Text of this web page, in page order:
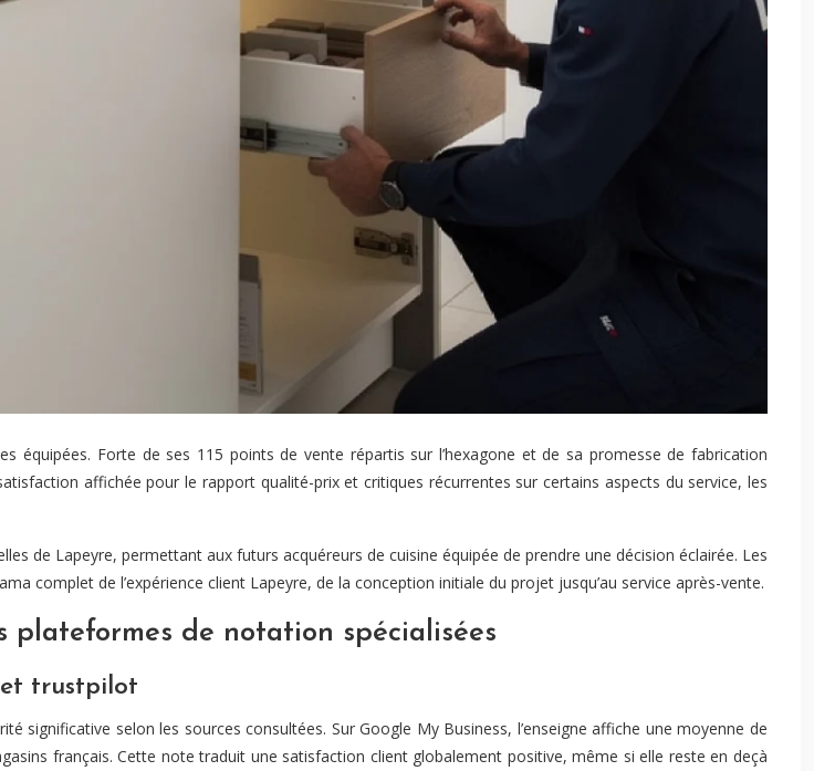
équipées. Forte de ses 115 points de vente répartis sur l’hexagone et de sa promesse de fabrication
affichée pour le rapport qualité-prix et critiques récurrentes sur certains aspects du service, les
de Lapeyre, permettant aux futurs acquéreurs de cuisine équipée de prendre une décision éclairée. Les
complet de l’expérience client Lapeyre, de la conception initiale du projet jusqu’au service après-vente.
de notation spécialisées
et trustpilot
significative selon les sources consultées. Sur Google My Business, l’enseigne affiche une moyenne de
français. Cette note traduit une satisfaction client globalement positive, même si elle reste en deçà